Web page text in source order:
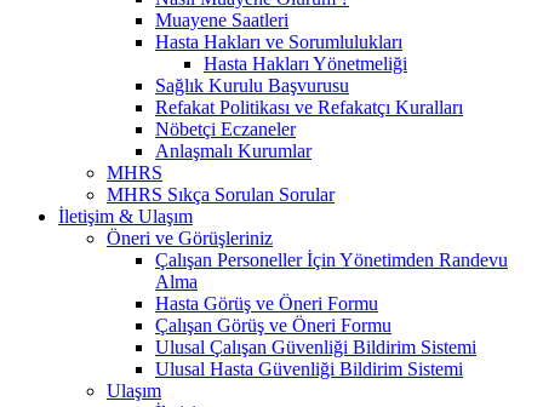
Muayene Saatleri
Hasta Hakları ve Sorumlulukları
Hasta Hakları Yönetmeliği
Sağlık Kurulu Başvurusu
Refakat Politikası ve Refakatçı Kuralları
Nöbetçi Eczaneler
Anlaşmalı Kurumlar
MHRS
MHRS Sıkça Sorulan Sorular
İletişim & Ulaşım
Öneri ve Görüşleriniz
Çalışan Personeller İçin Yönetimden Randevu
Alma
Hasta Görüş ve Öneri Formu
Çalışan Görüş ve Öneri Formu
Ulusal Çalışan Güvenliği Bildirim Sistemi
Ulusal Hasta Güvenliği Bildirim Sistemi
Ulaşım